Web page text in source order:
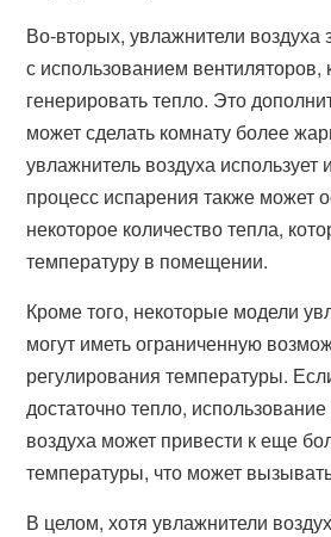
Во-вторых, увлажнители воздуха
с использованием вентиляторов,
генерировать тепло. Это
может сделать комнату более
увлажнитель воздуха
процесс испарения также может
некоторое количество тепла,
температуру в помещении.
Кроме того, некоторые модели
могут иметь ограниченную
регулирования температуры.
достаточно тепло,
воздуха может привести к еще
температуры, что может
В целом, хотя увлажнители